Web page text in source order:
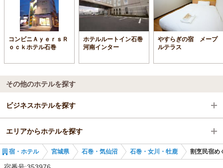
コンビニＡｙｅｒｓＲ
ｏｃｋホテル石巻
ホテルルートイン石巻
河南インター
やすらぎの宿 メープ
ルテラス
その他のホテルを探す
ビジネスホテルを探す
宮城県
石巻・気仙沼
エリアからホテルを探す
宮城県
宿・ホテル 宮城県 石巻・気仙沼 石巻・女川・牡鹿 割烹民宿